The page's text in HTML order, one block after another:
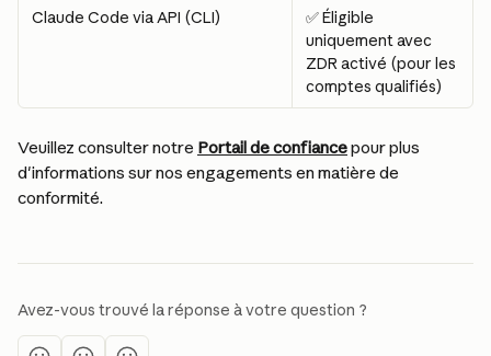
Claude Code via API (CLI)
✅ Éligible
uniquement avec
ZDR activé (pour les
comptes qualifiés)
Veuillez consulter notre Portail de confiance pour plus
d'informations sur nos engagements en matière de
conformité.
Avez-vous trouvé la réponse à votre question ?